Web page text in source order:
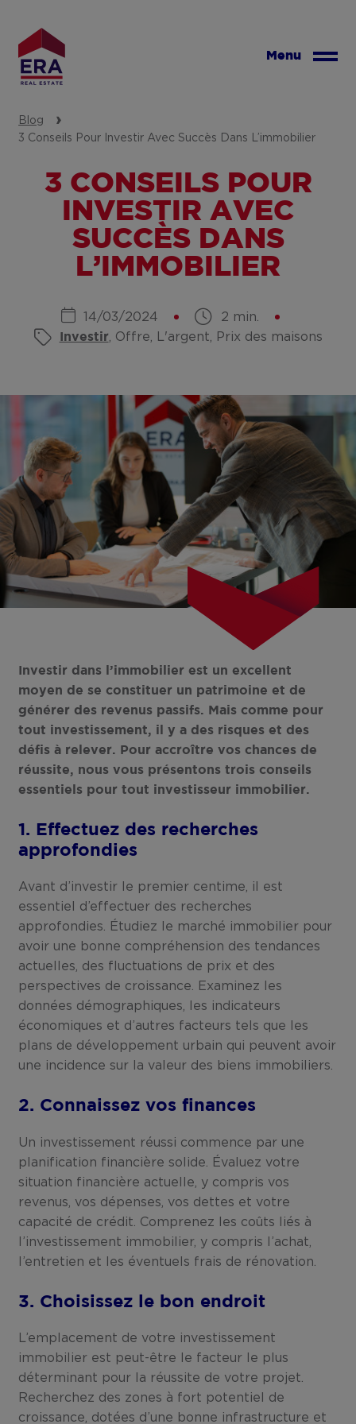
contenu
principal
Menu
Blog
3 Conseils Pour Investir Avec Succès Dans L’immobilier
3 CONSEILS POUR
INVESTIR AVEC
SUCCÈS DANS
L’IMMOBILIER
14/03/2024 2 min.
Investir , Offre, L'argent, Prix des maisons
Investir dans l’immobilier est un excellent
moyen de se constituer un patrimoine et de
générer des revenus passifs. Mais comme pour
tout investissement, il y a des risques et des
défis à relever. Pour accroître vos chances de
réussite, nous vous présentons trois conseils
essentiels pour tout investisseur immobilier.
1. Effectuez des recherches
approfondies
Avant d’investir le premier centime, il est
essentiel d’effectuer des recherches
approfondies. Étudiez le marché immobilier pour
avoir une bonne compréhension des tendances
actuelles, des fluctuations de prix et des
perspectives de croissance. Examinez les
données démographiques, les indicateurs
économiques et d’autres facteurs tels que les
plans de développement urbain qui peuvent avoir
une incidence sur la valeur des biens immobiliers.
2. Connaissez vos finances
Un investissement réussi commence par une
planification financière solide. Évaluez votre
situation financière actuelle, y compris vos
revenus, vos dépenses, vos dettes et votre
capacité de crédit. Comprenez les coûts liés à
l’investissement immobilier, y compris l’achat,
l’entretien et les éventuels frais de rénovation.
3. Choisissez le bon endroit
L’emplacement de votre investissement
immobilier est peut-être le facteur le plus
déterminant pour la réussite de votre projet.
Recherchez des zones à fort potentiel de
croissance, dotées d’une bonne infrastructure et